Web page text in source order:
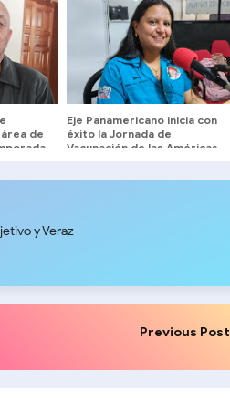
de
Eje Panamericano inicia con
éxito la Jornada de
Vacunación de las Américas
y Veraz
Previous Post